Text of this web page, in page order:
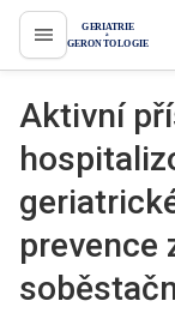
proLékaře.cz
Aktivní
prevence